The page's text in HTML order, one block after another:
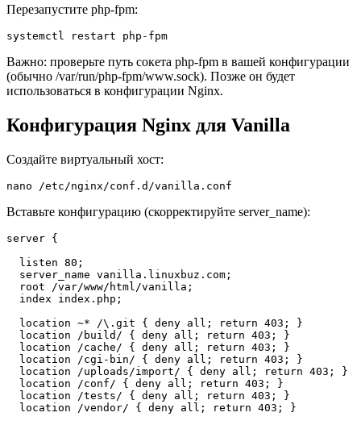
Перезапустите php-fpm:
systemctl restart php-fpm
Важно: проверьте путь сокета php-fpm в вашей конфигурации
(обычно /var/run/php-fpm/www.sock). Позже он будет
использоваться в конфигурации Nginx.
Конфигурация Nginx для Vanilla
Создайте виртуальный хост:
nano /etc/nginx/conf.d/vanilla.conf
Вставьте конфигурацию (скорректируйте server_name):
server {
  listen 80;
  server_name vanilla.linuxbuz.com;
  root /var/www/html/vanilla;
  index index.php;
  location ~* /\.git { deny all; return 403; }
  location /build/ { deny all; return 403; }
  location /cache/ { deny all; return 403; }
  location /cgi-bin/ { deny all; return 403; }
  location /uploads/import/ { deny all; return 403; }
  location /conf/ { deny all; return 403; }
  location /tests/ { deny all; return 403; }
  location /vendor/ { deny all; return 403; }